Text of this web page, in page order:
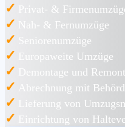
✓ Privat- &
✓ Nah- & Fernumzüge
✓ Seniorenumzüge
✓ Europaweite Umzüge
✓ Demontage und
✓ Abrechnung mit
✓ Lieferung von
✓ Einrichtung von